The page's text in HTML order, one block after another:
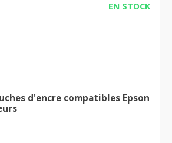
EN STOCK
d'encre compatibles Epson